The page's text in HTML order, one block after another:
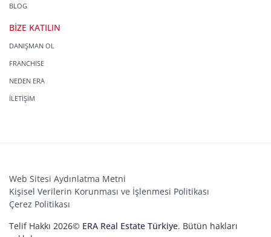
BLOG
BİZE KATILIN
DANIŞMAN OL
FRANCHISE
NEDEN ERA
İLETİŞİM
Web Sitesi Aydınlatma Metni
Kişisel Verilerin Korunması ve İşlenmesi Politikası
Çerez Politikası
Telif Hakkı 2026© ERA Real Estate Türkiye. Bütün hakları